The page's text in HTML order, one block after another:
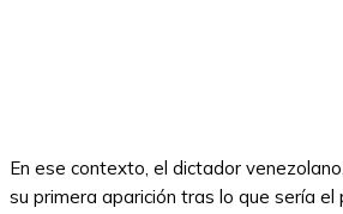
En ese contexto, el dictador
su primera aparición tras lo que sería el